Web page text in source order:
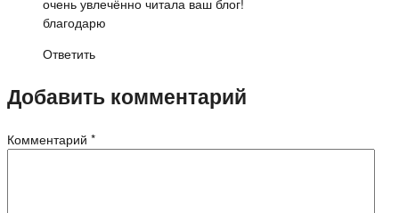
благодарю
Ответить
Добавить комментарий
Комментарий *